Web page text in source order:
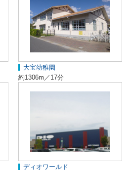
大宝幼稚園
約1306m／17分
ディオワールド